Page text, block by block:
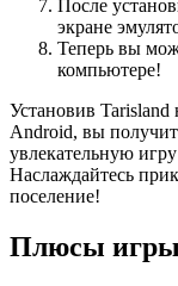
После
экране
Теперь вы
компьютере!
Установив
Android, вы
увлекательную
Наслаждайтесь
поселение!
Плюсы